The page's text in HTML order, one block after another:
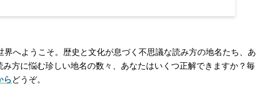
へようこそ。歴史と文化が息づく不思議な読み方の地名たち、あ
方に悩む珍しい地名の数々、あなたはいくつ正解できますか？毎
ら どうぞ。